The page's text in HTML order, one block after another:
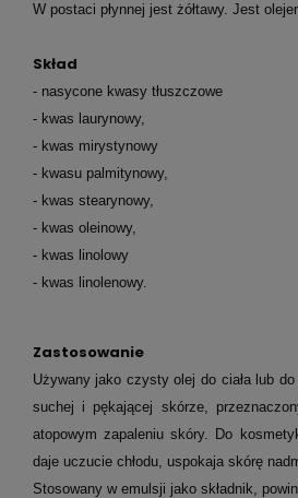
W postaci płynnej jest żółtawy. Jest
Skład
- nasycone kwasy tłuszczowe
- kwas laurynowy,
- kwas mirystynowy
- kwasu palmitynowy,
- kwas stearynowy,
- kwas oleinowy,
- kwas linolowy
- kwas linolenowy.
Zastosowanie
Używany jako czysty olej do ciała lub
suchej i pękającej skórze,
atopowym zapaleniu skóry. Do
daje uczucie chłodu, uspokaja skórę
Stosowany w emulsji jako składnik,